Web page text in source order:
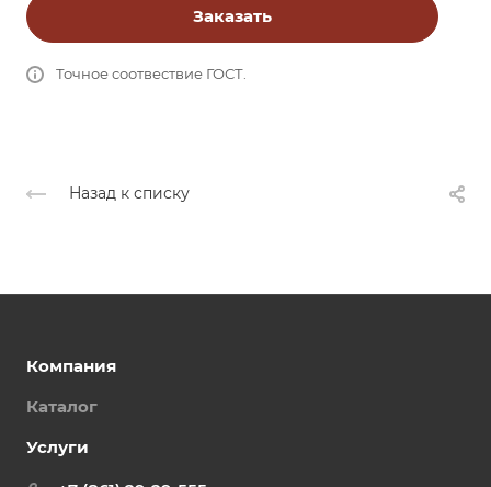
Заказать
Точное соотвествие ГОСТ.
Назад к списку
Компания
Каталог
Услуги